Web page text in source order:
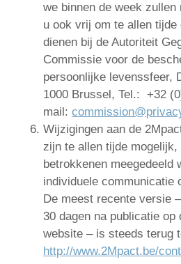
we binnen de week
u ook vrij om te allen
dienen bij de Autoriteit
Commissie voor de
persoonlijke levenssfeer,
1000 Brussel, Tel.: +32
mail:
Wijzigingen aan de
zijn te allen tijde
betrokkenen meegedeeld
individuele communicatie
De meest recente versie
30 dagen na publicatie op
website – is steeds terug
http://www.2Mpact.be/